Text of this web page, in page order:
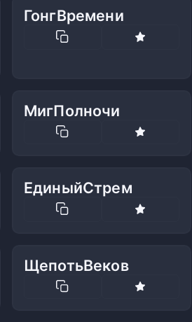
ГонгВремени
МигПолночи
ЕдиныйСтрем
ЩепотьВеков